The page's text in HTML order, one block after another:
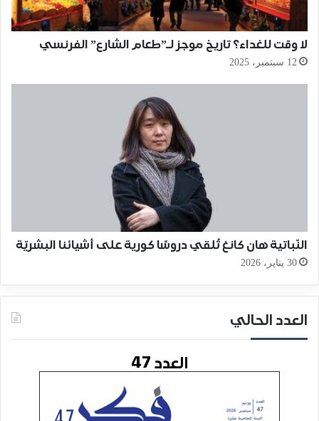
لا وقت للغداء؟ تاريخ موجز لـ”طعام الشارع” الفرنسي
12 سبتمبر، 2025
النّباتية هان كانغ تُلقي دروسًا كورية على أشيائنا البشريّة
30 يناير، 2026
العدد الحالي
العدد 47